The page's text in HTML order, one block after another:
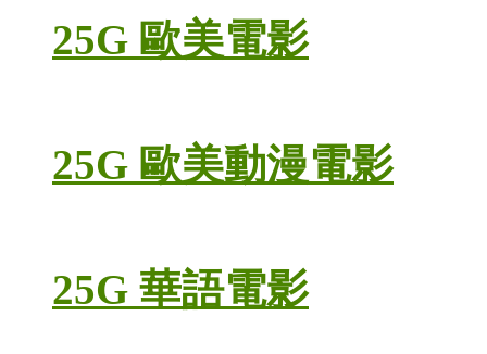
25G 歐美電影
25G 歐美動漫電影
25G 華語電影